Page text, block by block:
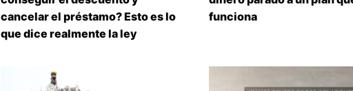
cancelar el préstamo? Esto es lo
que dice realmente la ley
funciona